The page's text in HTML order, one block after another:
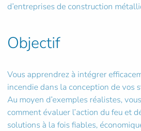
d’entreprises de construction
Objectif
Vous apprendrez à intégrer
incendie dans la conception de vos
Au moyen d’exemples réalistes,
comment évaluer l’action du feu et
solutions à la fois fiables,